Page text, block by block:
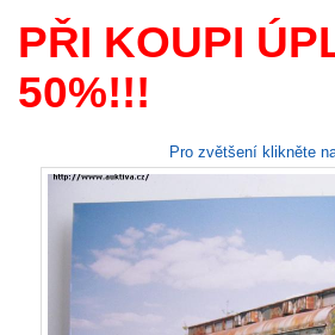
PŘI KOUPI
50%!!!
Pro zvětšení klikněte